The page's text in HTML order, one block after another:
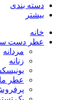
دسته بندی
بیشتر
خانه
عطر دست
مردانه
زنانه
عطر